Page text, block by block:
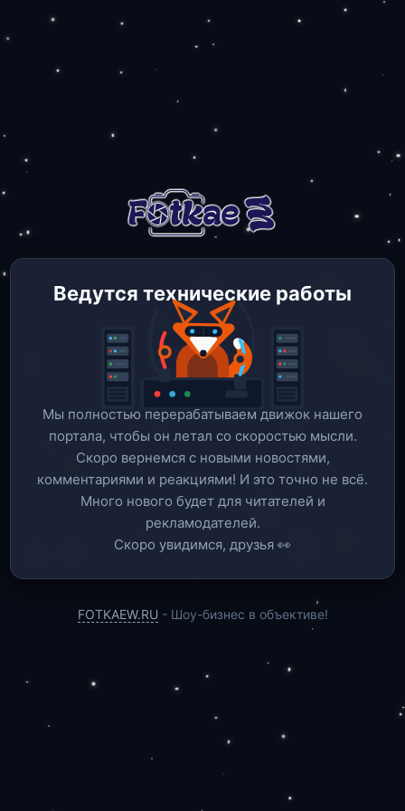
Ведутся технические работы
Мы полностью перерабатываем движок нашего
портала, чтобы он летал со скоростью мысли.
Скоро вернемся c новыми новостями,
комментариями и реакциями! И это точно не всё.
Много нового будет для читателей и
рекламодателей.
Скоро увидимся, друзья 👀
FOTKAEW.RU - Шоу-бизнес в объективе!